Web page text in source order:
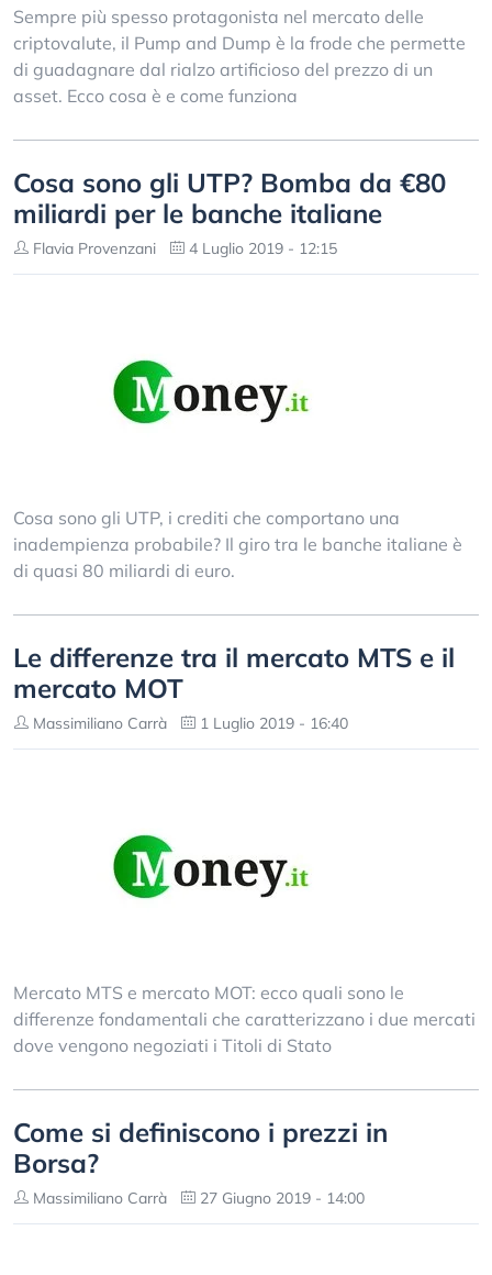
Sempre più spesso protagonista nel mercato delle
criptovalute, il Pump and Dump è la frode che permette
di guadagnare dal rialzo artificioso del prezzo di un
asset. Ecco cosa è e come funziona
Cosa sono gli UTP? Bomba da €80
miliardi per le banche italiane
Flavia Provenzani 4 Luglio 2019 - 12:15
Cosa sono gli UTP, i crediti che comportano una
inadempienza probabile? Il giro tra le banche italiane è
di quasi 80 miliardi di euro.
Le differenze tra il mercato MTS e il
mercato MOT
Massimiliano Carrà 1 Luglio 2019 - 16:40
Mercato MTS e mercato MOT: ecco quali sono le
differenze fondamentali che caratterizzano i due mercati
dove vengono negoziati i Titoli di Stato
Come si definiscono i prezzi in
Borsa?
Massimiliano Carrà 27 Giugno 2019 - 14:00